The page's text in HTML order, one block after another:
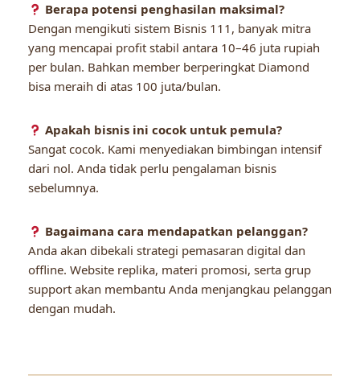
Berapa potensi penghasilan maksimal?
Dengan mengikuti sistem Bisnis 111, banyak mitra
yang mencapai profit stabil antara 10–46 juta rupiah
per bulan. Bahkan member berperingkat Diamond
bisa meraih di atas 100 juta/bulan.
Apakah bisnis ini cocok untuk pemula?
Sangat cocok. Kami menyediakan bimbingan intensif
dari nol. Anda tidak perlu pengalaman bisnis
sebelumnya.
Bagaimana cara mendapatkan pelanggan?
Anda akan dibekali strategi pemasaran digital dan
offline. Website replika, materi promosi, serta grup
support akan membantu Anda menjangkau pelanggan
dengan mudah.